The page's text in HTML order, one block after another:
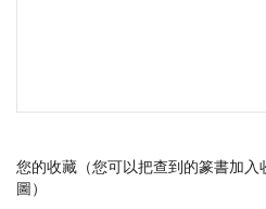
您的收藏（您可以把查到的篆書加
圖）